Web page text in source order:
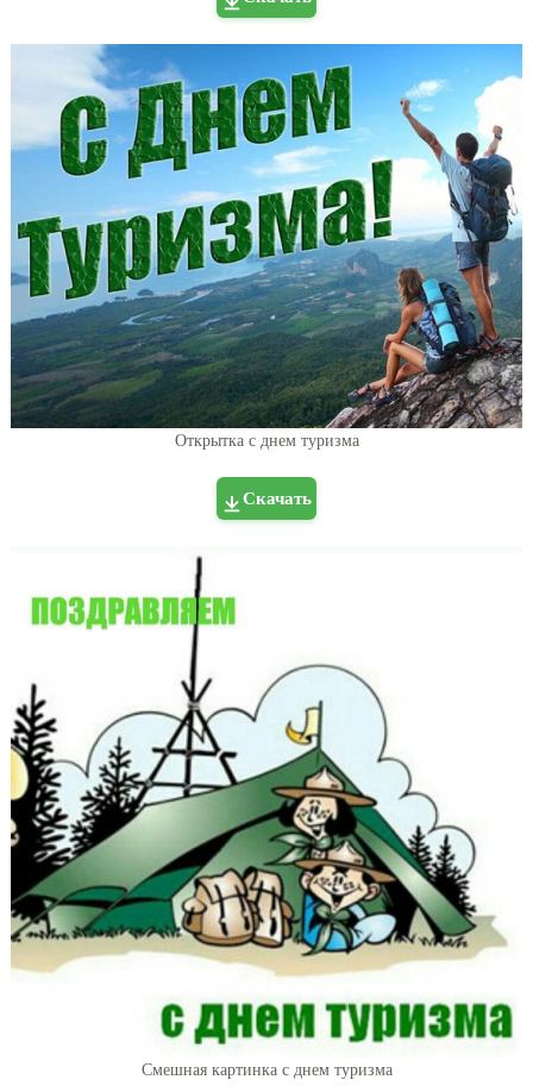
Открытка с днем туризма
Скачать
Смешная картинка с днем туризма